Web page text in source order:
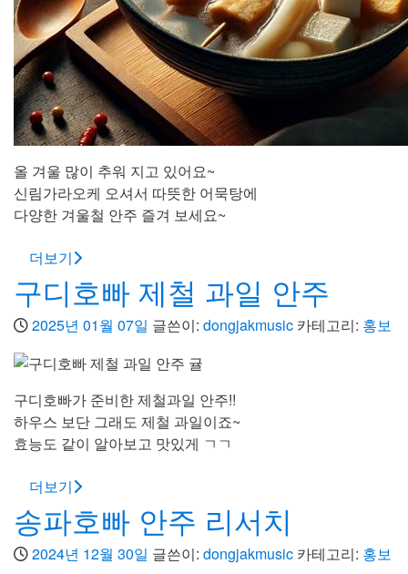
올 겨울 많이 추워 지고 있어요~
신림가라오케 오셔서 따뜻한 어묵탕에
다양한 겨울철 안주 즐겨 보세요~
더보기
구디호빠 제철 과일 안주
2025년 01월 07일 글쓴이: dongjakmusic 카테고리: 홍보
구디호빠가 준비한 제철과일 안주!!
하우스 보단 그래도 제철 과일이죠~
효능도 같이 알아보고 맛있게 ㄱㄱ
더보기
송파호빠 안주 리서치
2024년 12월 30일 글쓴이: dongjakmusic 카테고리: 홍보